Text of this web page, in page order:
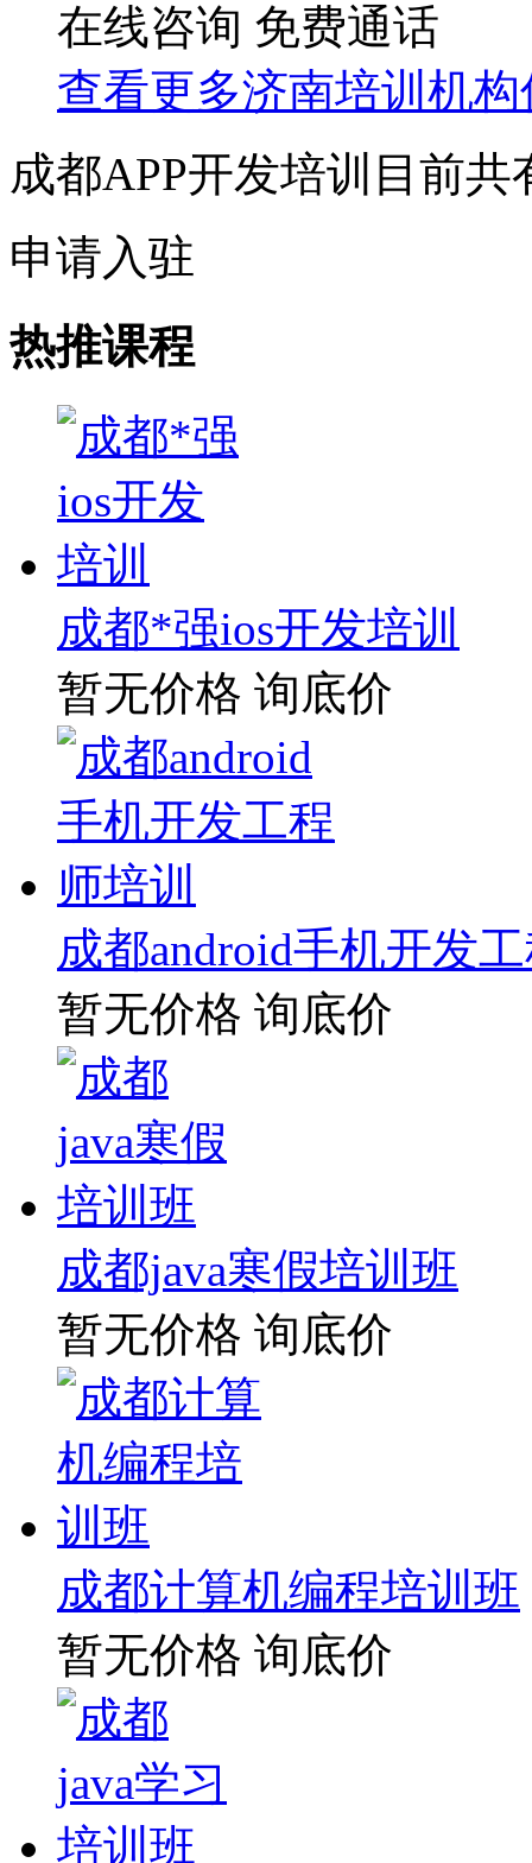
在线咨询 免费通话
查看更多济南培训机构
成都APP开发培训目前
申请入驻
热推课程
成都*强ios开发培训
暂无价格 询底价
成都android手机开发
暂无价格 询底价
成都java寒假培训班
暂无价格 询底价
成都计算机编程培训班
暂无价格 询底价